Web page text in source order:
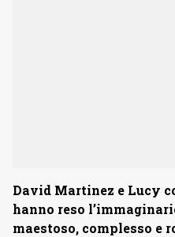
David Martinez e Lucy
hanno reso
maestoso, complesso e